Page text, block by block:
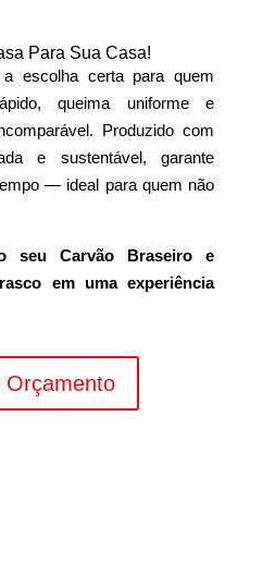
Para Sua Casa!
escolha certa para quem
queima uniforme e
Produzido com
e sustentável, garante
— ideal para quem não
seu Carvão Braseiro e
em uma experiência
Orçamento